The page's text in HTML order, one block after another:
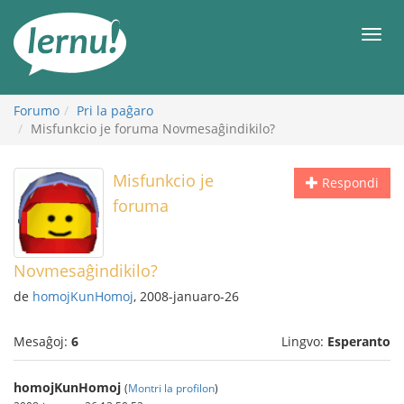
enhavo
Forumo
Pri la paĝaro
Misfunkcio je foruma Novmesaĝindikilo?
Respondi
Misfunkcio je
foruma
Novmesaĝindikilo?
de homojKunHomoj, 2008-januaro-26
Mesaĝoj: 6 Lingvo: Esperanto
homojKunHomoj (Montri la profilon)